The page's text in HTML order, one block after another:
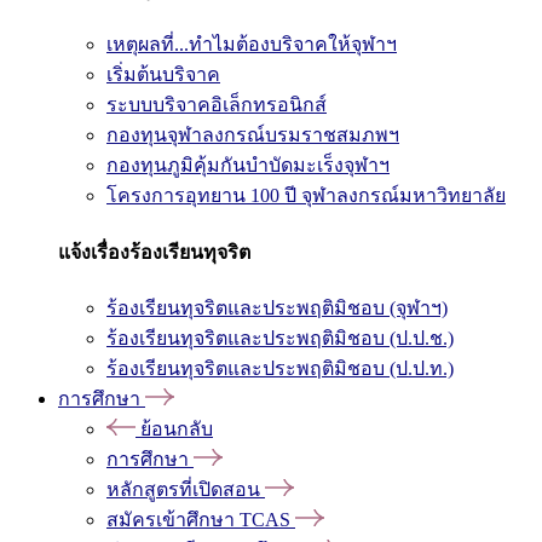
เหตุผลที่...ทำไมต้องบริจาคให้จุฬาฯ
เริ่มต้นบริจาค
ระบบบริจาคอิเล็กทรอนิกส์
กองทุนจุฬาลงกรณ์บรมราชสมภพฯ
กองทุนภูมิคุ้มกันบำบัดมะเร็งจุฬาฯ
โครงการอุทยาน 100 ปี จุฬาลงกรณ์มหาวิทยาลัย
แจ้งเรื่องร้องเรียนทุจริต
ร้องเรียนทุจริตและประพฤติมิชอบ (จุฬาฯ)
ร้องเรียนทุจริตและประพฤติมิชอบ (ป.ป.ช.)
ร้องเรียนทุจริตและประพฤติมิชอบ (ป.ป.ท.)
การศึกษา
ย้อนกลับ
การศึกษา
หลักสูตรที่เปิดสอน
สมัครเข้าศึกษา TCAS